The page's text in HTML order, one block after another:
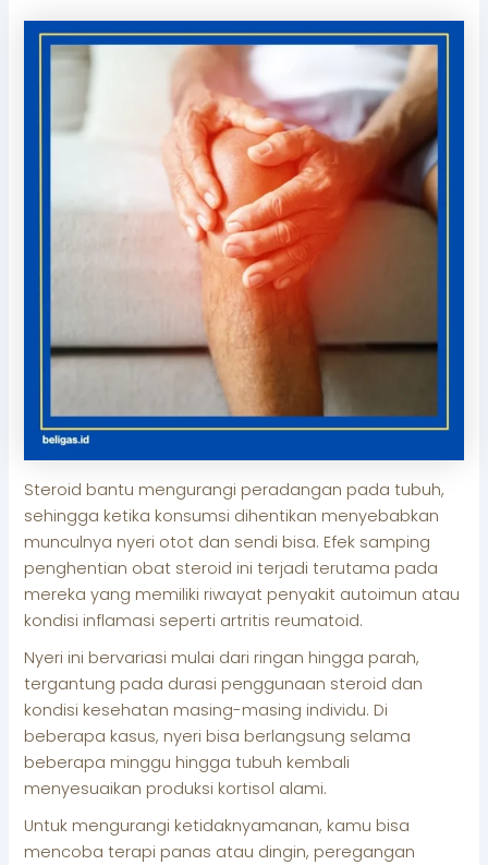
Steroid bantu mengurangi peradangan pada tubuh,
sehingga ketika konsumsi dihentikan menyebabkan
munculnya nyeri otot dan sendi bisa. Efek samping
penghentian obat steroid ini terjadi terutama pada
mereka yang memiliki riwayat penyakit autoimun atau
kondisi inflamasi seperti artritis reumatoid.
Nyeri ini bervariasi mulai dari ringan hingga parah,
tergantung pada durasi penggunaan steroid dan
kondisi kesehatan masing-masing individu. Di
beberapa kasus, nyeri bisa berlangsung selama
beberapa minggu hingga tubuh kembali
menyesuaikan produksi kortisol alami.
Untuk mengurangi ketidaknyamanan, kamu bisa
mencoba terapi panas atau dingin, peregangan